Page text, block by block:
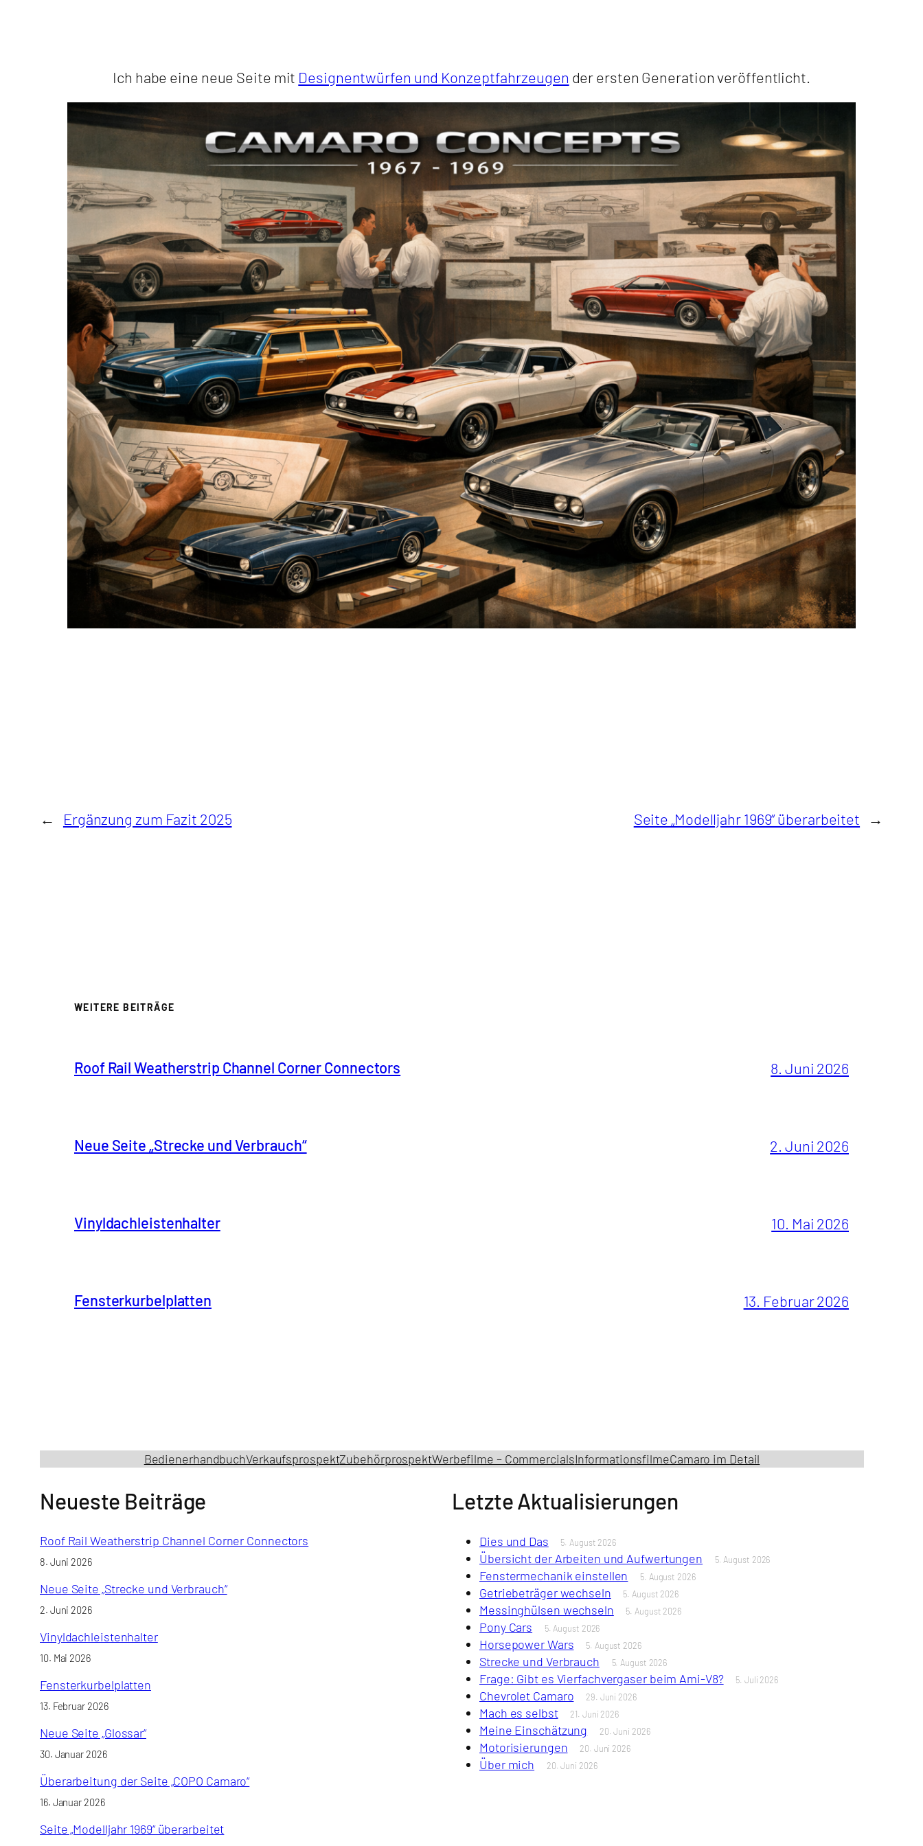
Ich habe eine neue Seite mit Designentwürfen und Konzeptfahrzeugen der ersten Generation veröffentlicht.
← Ergänzung zum Fazit 2025 Seite „Modelljahr 1969“ überarbeitet →
WEITERE BEITRÄGE
Roof Rail Weatherstrip Channel Corner Connectors 8. Juni 2026
Neue Seite „Strecke und Verbrauch“ 2. Juni 2026
Vinyldachleistenhalter 10. Mai 2026
Fensterkurbelplatten 13. Februar 2026
BedienerhandbuchVerkaufsprospektZubehörprospektWerbefilme – CommercialsInformationsfilmeCamaro im Detail
Neueste Beiträge
Roof Rail Weatherstrip Channel Corner Connectors
8. Juni 2026
Neue Seite „Strecke und Verbrauch“
2. Juni 2026
Vinyldachleistenhalter
10. Mai 2026
Fensterkurbelplatten
13. Februar 2026
Neue Seite „Glossar“
30. Januar 2026
Überarbeitung der Seite „COPO Camaro“
16. Januar 2026
Seite „Modelljahr 1969“ überarbeitet
Letzte Aktualisierungen
Dies und Das 5. August 2026
Übersicht der Arbeiten und Aufwertungen 5. August 2026
Fenstermechanik einstellen 5. August 2026
Getriebeträger wechseln 5. August 2026
Messinghülsen wechseln 5. August 2026
Pony Cars 5. August 2026
Horsepower Wars 5. August 2026
Strecke und Verbrauch 5. August 2026
Frage: Gibt es Vierfachvergaser beim Ami-V8? 5. Juli 2026
Chevrolet Camaro 29. Juni 2026
Mach es selbst 21. Juni 2026
Meine Einschätzung 20. Juni 2026
Motorisierungen 20. Juni 2026
Über mich 20. Juni 2026